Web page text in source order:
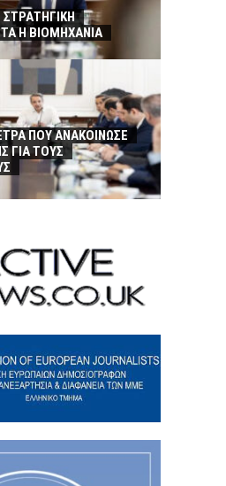
Η ΒΙΟΜΗΧΑΝΙΑ
ΠΟΥ ΑΝΑΚΟΙΝΩΣΕ
ΓΙΑ ΤΟΥΣ